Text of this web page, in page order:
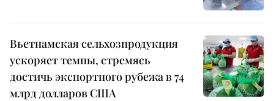
Вьетнамская сельхозпродукция
ускоряет темпы, стремясь
достичь экспортного рубежа в 74
млрд долларов США